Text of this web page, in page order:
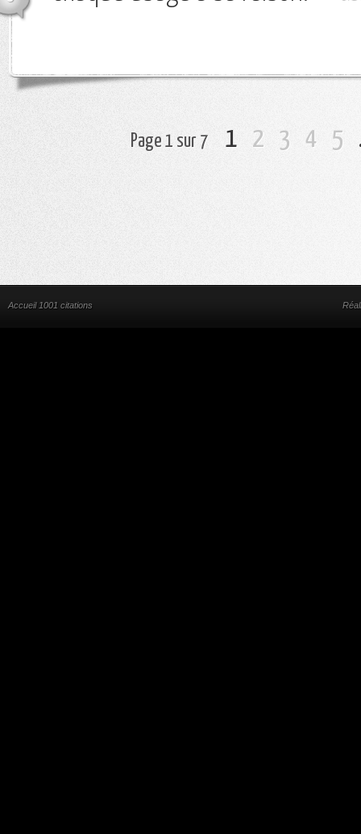
Page 1 sur 7 1 2 3 4 5
Accueil 1001 citations